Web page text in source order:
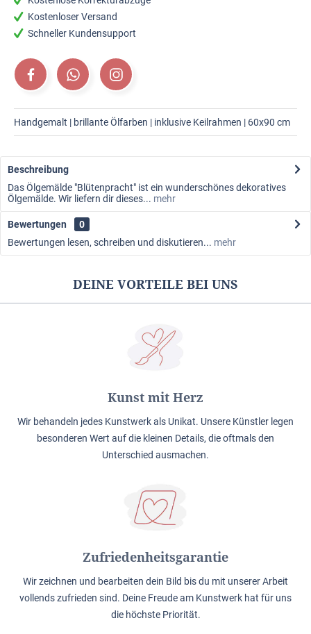
Kostenloser Versand
Schneller Kundensupport
Handgemalt | brillante Ölfarben | inklusive Keilrahmen | 60x90 cm
Beschreibung
Das Ölgemälde "Blütenpracht" ist ein wunderschönes dekoratives
Ölgemälde. Wir liefern dir dieses... mehr
Bewertungen
0
Bewertungen lesen, schreiben und diskutieren... mehr
DEINE VORTEILE BEI UNS
Kunst mit Herz
Wir behandeln jedes Kunstwerk als Unikat. Unsere Künstler legen
besonderen Wert auf die kleinen Details, die oftmals den
Unterschied ausmachen.
Zufriedenheitsgarantie
Wir zeichnen und bearbeiten dein Bild bis du mit unserer Arbeit
vollends zufrieden sind. Deine Freude am Kunstwerk hat für uns
die höchste Priorität.